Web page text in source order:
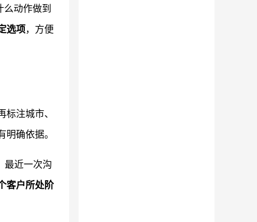
动作做到
选项，方便
注城市、
确依据。
最近一次沟
客户所处阶